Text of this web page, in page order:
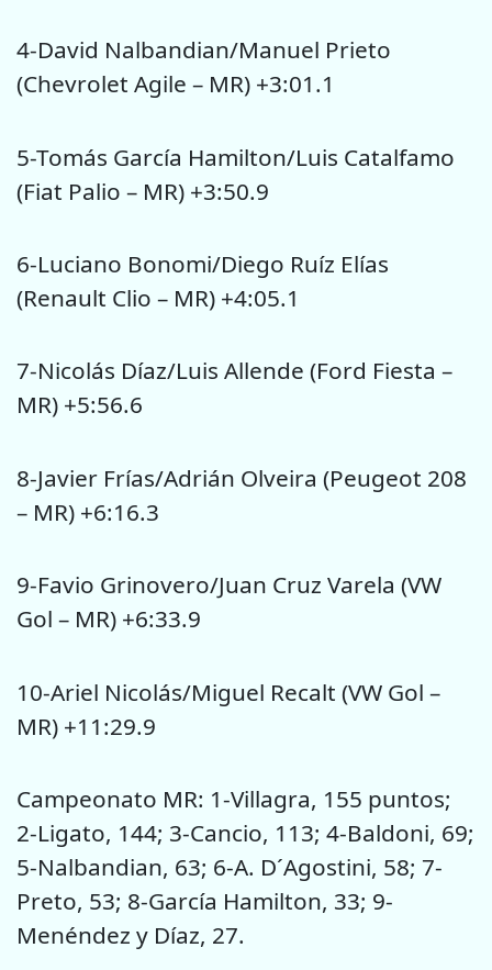
4-David Nalbandian/Manuel Prieto
(Chevrolet Agile – MR) +3:01.1
5-Tomás García Hamilton/Luis Catalfamo
(Fiat Palio – MR) +3:50.9
6-Luciano Bonomi/Diego Ruíz Elías
(Renault Clio – MR) +4:05.1
7-Nicolás Díaz/Luis Allende (Ford Fiesta –
MR) +5:56.6
8-Javier Frías/Adrián Olveira (Peugeot 208
– MR) +6:16.3
9-Favio Grinovero/Juan Cruz Varela (VW
Gol – MR) +6:33.9
10-Ariel Nicolás/Miguel Recalt (VW Gol –
MR) +11:29.9
Campeonato MR: 1-Villagra, 155 puntos;
2-Ligato, 144; 3-Cancio, 113; 4-Baldoni, 69;
5-Nalbandian, 63; 6-A. D´Agostini, 58; 7-
Preto, 53; 8-García Hamilton, 33; 9-
Menéndez y Díaz, 27.